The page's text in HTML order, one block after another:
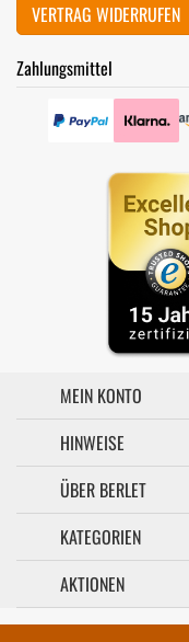
VERTRAG WIDERRUFEN
Zahlungsmittel
MEIN KONTO
HINWEISE
ÜBER BERLET
KATEGORIEN
AKTIONEN